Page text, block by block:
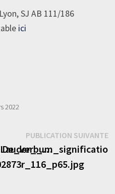
SJ AB 111/186
ici
2022
:
PUBLICATION SUIVANTE